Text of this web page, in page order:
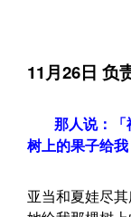
11月26日 负
那人说：「
树上的果子给
亚当和夏娃尽